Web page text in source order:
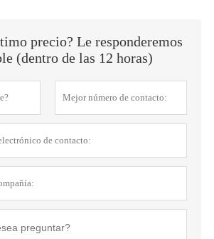
precio? Le responderemos
(dentro de las 12 horas)